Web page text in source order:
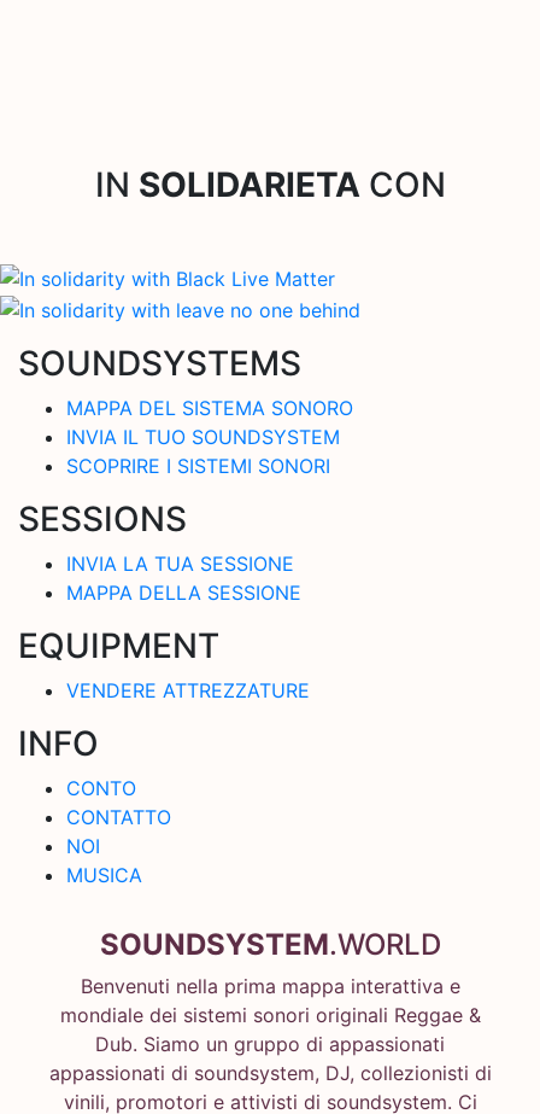
IN SOLIDARIETA CON
SOUNDSYSTEMS
MAPPA DEL SISTEMA SONORO
INVIA IL TUO SOUNDSYSTEM
SCOPRIRE I SISTEMI SONORI
SESSIONS
INVIA LA TUA SESSIONE
MAPPA DELLA SESSIONE
EQUIPMENT
VENDERE ATTREZZATURE
INFO
CONTO
CONTATTO
NOI
MUSICA
SOUNDSYSTEM.WORLD
Benvenuti nella prima mappa interattiva e
mondiale dei sistemi sonori originali Reggae &
Dub. Siamo un gruppo di appassionati
appassionati di soundsystem, DJ, collezionisti di
vinili, promotori e attivisti di soundsystem. Ci